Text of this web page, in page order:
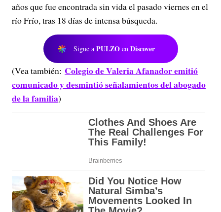
años que fue encontrada sin vida el pasado viernes en el
río Frío, tras 18 días de intensa búsqueda.
Sigue a PULZO en Discover
(Vea también: Colegio de Valeria Afanador emitió
comunicado y desmintió señalamientos del abogado
de la familia)